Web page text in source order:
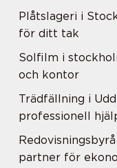
Plåtslageri i
för ditt tak
Solfilm i
och kontor
Trädfällning i
professionell
partner för